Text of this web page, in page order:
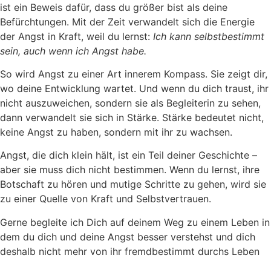
ist ein Beweis dafür, dass du größer bist als deine
Befürchtungen. Mit der Zeit verwandelt sich die Energie
der Angst in Kraft, weil du lernst: Ich kann selbstbestimmt
sein, auch wenn ich Angst habe.
So wird Angst zu einer Art innerem Kompass. Sie zeigt dir,
wo deine Entwicklung wartet. Und wenn du dich traust, ihr
nicht auszuweichen, sondern sie als Begleiterin zu sehen,
dann verwandelt sie sich in Stärke. Stärke bedeutet nicht,
keine Angst zu haben, sondern mit ihr zu wachsen.
Angst, die dich klein hält, ist ein Teil deiner Geschichte –
aber sie muss dich nicht bestimmen. Wenn du lernst, ihre
Botschaft zu hören und mutige Schritte zu gehen, wird sie
zu einer Quelle von Kraft und Selbstvertrauen.
Gerne begleite ich Dich auf deinem Weg zu einem Leben in
dem du dich und deine Angst besser verstehst und dich
deshalb nicht mehr von ihr fremdbestimmt durchs Leben